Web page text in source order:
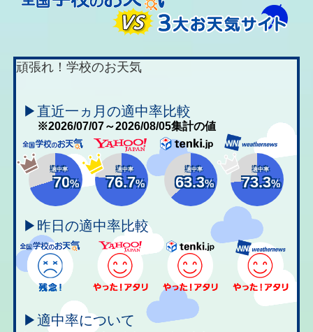
頑張れ！学校のお天気
▶直近一ヵ月の適中率比較
※2026/07/07～2026/08/05集計の値
適中率
70%
適中率
76.7%
適中率
63.3%
適中率
73.3%
▶昨日の適中率比較
▶適中率について